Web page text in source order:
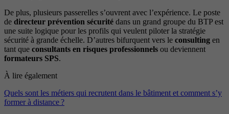
De plus, plusieurs passerelles s’ouvrent avec l’expérience. Le poste
de directeur prévention sécurité dans un grand groupe du BTP est
une suite logique pour les profils qui veulent piloter la stratégie
sécurité à grande échelle. D’autres bifurquent vers le consulting en
tant que consultants en risques professionnels ou deviennent
formateurs SPS.
À lire également
Quels sont les métiers qui recrutent dans le bâtiment et comment s’y
former à distance ?